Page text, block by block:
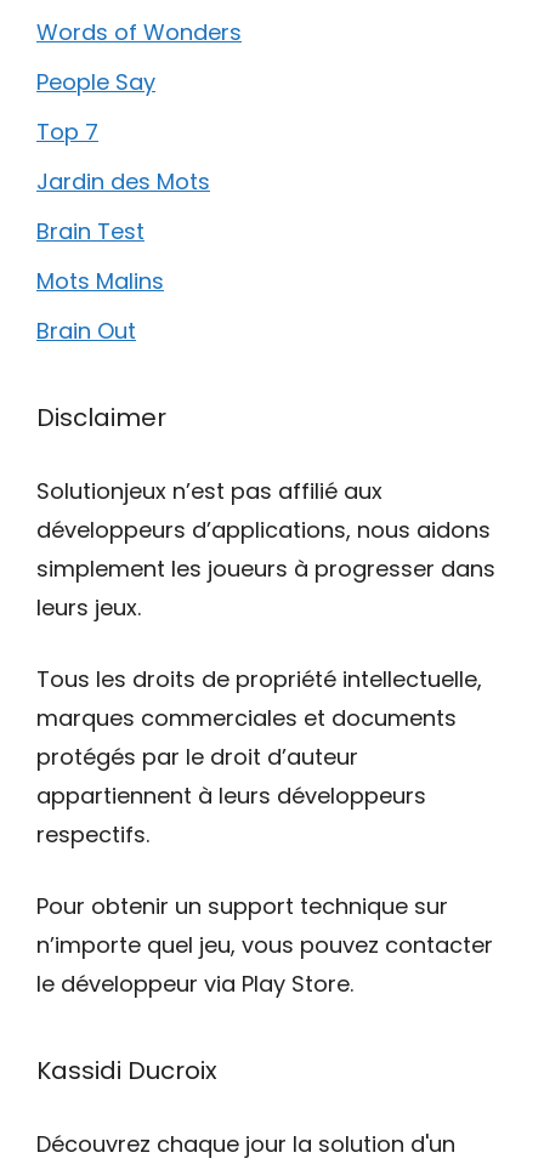
Words of Wonders
People Say
Top 7
Jardin des Mots
Brain Test
Mots Malins
Brain Out
Disclaimer
Solutionjeux n’est pas affilié aux
développeurs d’applications, nous aidons
simplement les joueurs à progresser dans
leurs jeux.
Tous les droits de propriété intellectuelle,
marques commerciales et documents
protégés par le droit d’auteur
appartiennent à leurs développeurs
respectifs.
Pour obtenir un support technique sur
n’importe quel jeu, vous pouvez contacter
le développeur via Play Store.
Kassidi Ducroix
Découvrez chaque jour la solution d'un